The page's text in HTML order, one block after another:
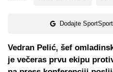
Dodajte
Vedran Pelić, šef
je večeras prvu ekipu